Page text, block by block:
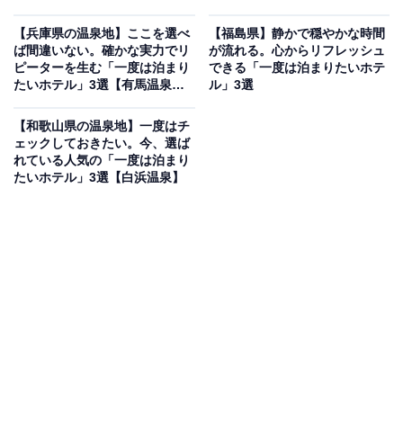
グランレクトーレ湯河原（画像：「グランレクトーレ湯河原」公式Webサ
イトより）
「グランレクトーレ湯河原」は、宿泊費に食事やドリン
宿です。温泉は「大浴場｜幽玄／Yuugen」や「大浴場｜
桃源／Tougen」で堪能でき、さらに4種のサウナを備え
【兵庫県の温泉地】ここを選べ
ば間違いない。確かな実力でリ
ピーターを生む「一度は泊まり
たいホテル」3選【有馬温泉・
【福島県】静かで穏やかな時間
が流れる。心からリフレッシュ
できる「一度は泊まりたいホテ
ル」3選
【和歌山県の温泉地】一度はチ
ェックしておきたい。今、選ば
れている人気の「一度は泊まり
たいホテル」3選【白浜温泉】